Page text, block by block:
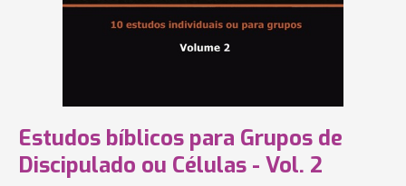
Estudos bíblicos para Grupos de
Discipulado ou Células - Vol. 2